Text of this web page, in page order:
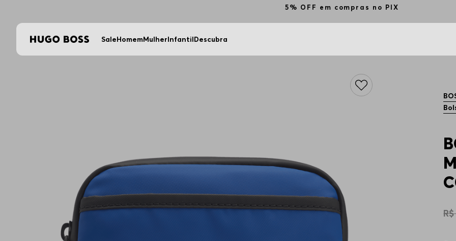
Utilize o cupom BEMVINDO na primeira compra e ganhe
SaleHomemMulherInfantilDescubra
R$